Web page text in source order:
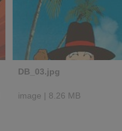
DB_03.jpg
image | 8.26 MB